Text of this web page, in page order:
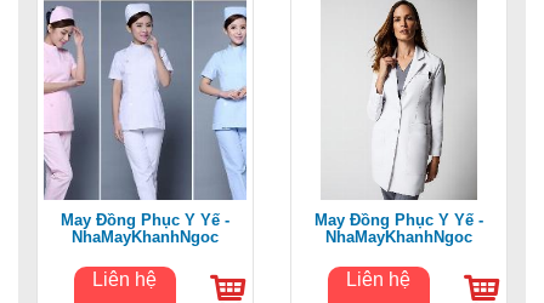
May Đồng Phục Y Yế -
NhaMayKhanhNgoc
Liên hệ
May Đồng Phục Y Yế -
NhaMayKhanhNgoc
Liên hệ